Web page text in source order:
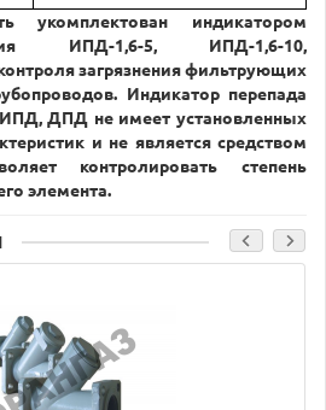
индикатором
ИПД-1,6-5, ИПД-1,6-10,
загрязнения фильтрующих
Индикатор перепада
ДПД не имеет установленных
и не является средством
контролировать степень
элемента.